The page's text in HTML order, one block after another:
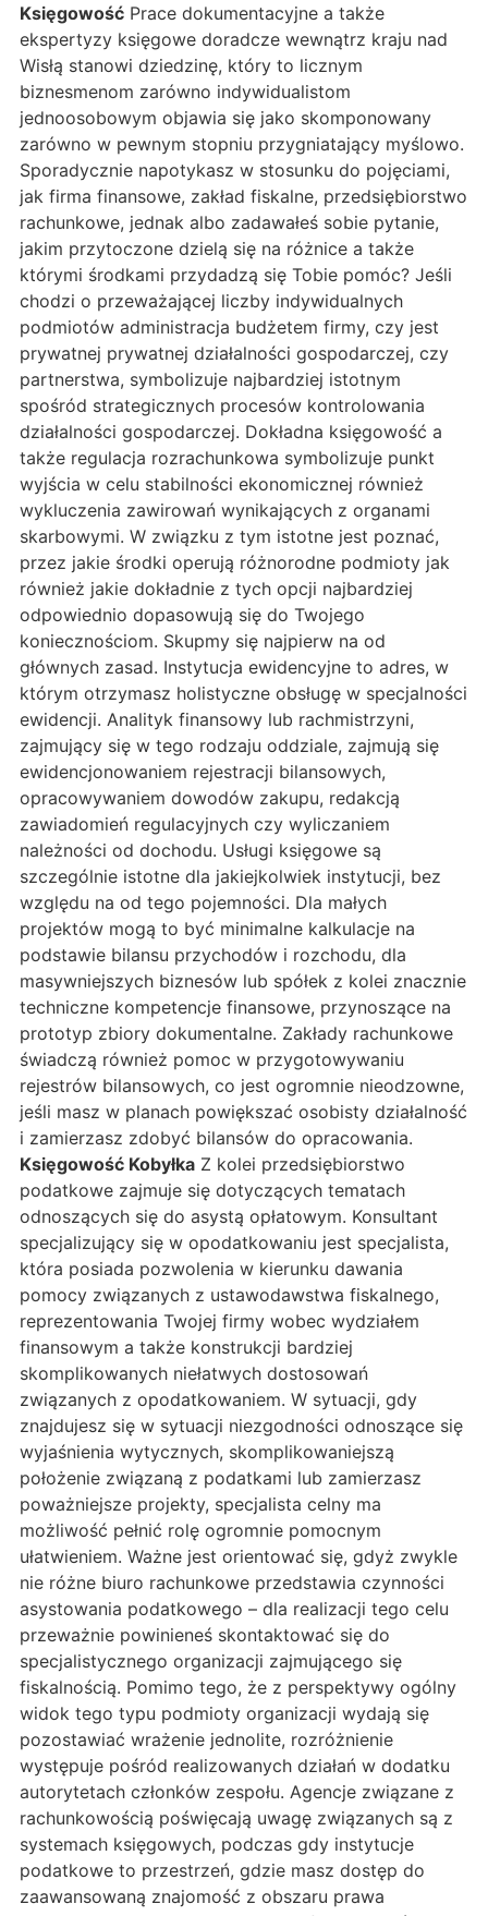
Księgowość Prace dokumentacyjne a także
ekspertyzy księgowe doradcze wewnątrz kraju nad
Wisłą stanowi dziedzinę, który to licznym
biznesmenom zarówno indywidualistom
jednoosobowym objawia się jako skomponowany
zarówno w pewnym stopniu przygniatający myślowo.
Sporadycznie napotykasz w stosunku do pojęciami,
jak firma finansowe, zakład fiskalne, przedsiębiorstwo
rachunkowe, jednak albo zadawałeś sobie pytanie,
jakim przytoczone dzielą się na różnice a także
którymi środkami przydadzą się Tobie pomóc? Jeśli
chodzi o przeważającej liczby indywidualnych
podmiotów administracja budżetem firmy, czy jest
prywatnej prywatnej działalności gospodarczej, czy
partnerstwa, symbolizuje najbardziej istotnym
spośród strategicznych procesów kontrolowania
działalności gospodarczej. Dokładna księgowość a
także regulacja rozrachunkowa symbolizuje punkt
wyjścia w celu stabilności ekonomicznej również
wykluczenia zawirowań wynikających z organami
skarbowymi. W związku z tym istotne jest poznać,
przez jakie środki operują różnorodne podmioty jak
również jakie dokładnie z tych opcji najbardziej
odpowiednio dopasowują się do Twojego
koniecznościom. Skupmy się najpierw na od
głównych zasad. Instytucja ewidencyjne to adres, w
którym otrzymasz holistyczne obsługę w specjalności
ewidencji. Analityk finansowy lub rachmistrzyni,
zajmujący się w tego rodzaju oddziale, zajmują się
ewidencjonowaniem rejestracji bilansowych,
opracowywaniem dowodów zakupu, redakcją
zawiadomień regulacyjnych czy wyliczaniem
należności od dochodu. Usługi księgowe są
szczególnie istotne dla jakiejkolwiek instytucji, bez
względu na od tego pojemności. Dla małych
projektów mogą to być minimalne kalkulacje na
podstawie bilansu przychodów i rozchodu, dla
masywniejszych biznesów lub spółek z kolei znacznie
techniczne kompetencje finansowe, przynoszące na
prototyp zbiory dokumentalne. Zakłady rachunkowe
świadczą również pomoc w przygotowywaniu
rejestrów bilansowych, co jest ogromnie nieodzowne,
jeśli masz w planach powiększać osobisty działalność
i zamierzasz zdobyć bilansów do opracowania.
Księgowość Kobyłka Z kolei przedsiębiorstwo
podatkowe zajmuje się dotyczących tematach
odnoszących się do asystą opłatowym. Konsultant
specjalizujący się w opodatkowaniu jest specjalista,
która posiada pozwolenia w kierunku dawania
pomocy związanych z ustawodawstwa fiskalnego,
reprezentowania Twojej firmy wobec wydziałem
finansowym a także konstrukcji bardziej
skomplikowanych niełatwych dostosowań
związanych z opodatkowaniem. W sytuacji, gdy
znajdujesz się w sytuacji niezgodności odnoszące się
wyjaśnienia wytycznych, skomplikowaniejszą
położenie związaną z podatkami lub zamierzasz
poważniejsze projekty, specjalista celny ma
możliwość pełnić rolę ogromnie pomocnym
ułatwieniem. Ważne jest orientować się, gdyż zwykle
nie różne biuro rachunkowe przedstawia czynności
asystowania podatkowego – dla realizacji tego celu
przeważnie powinieneś skontaktować się do
specjalistycznego organizacji zajmującego się
fiskalnością. Pomimo tego, że z perspektywy ogólny
widok tego typu podmioty organizacji wydają się
pozostawiać wrażenie jednolite, rozróżnienie
występuje pośród realizowanych działań w dodatku
autorytetach członków zespołu. Agencje związane z
rachunkowością poświęcają uwagę związanych są z
systemach księgowych, podczas gdy instytucje
podatkowe to przestrzeń, gdzie masz dostęp do
zaawansowaną znajomość z obszaru prawa